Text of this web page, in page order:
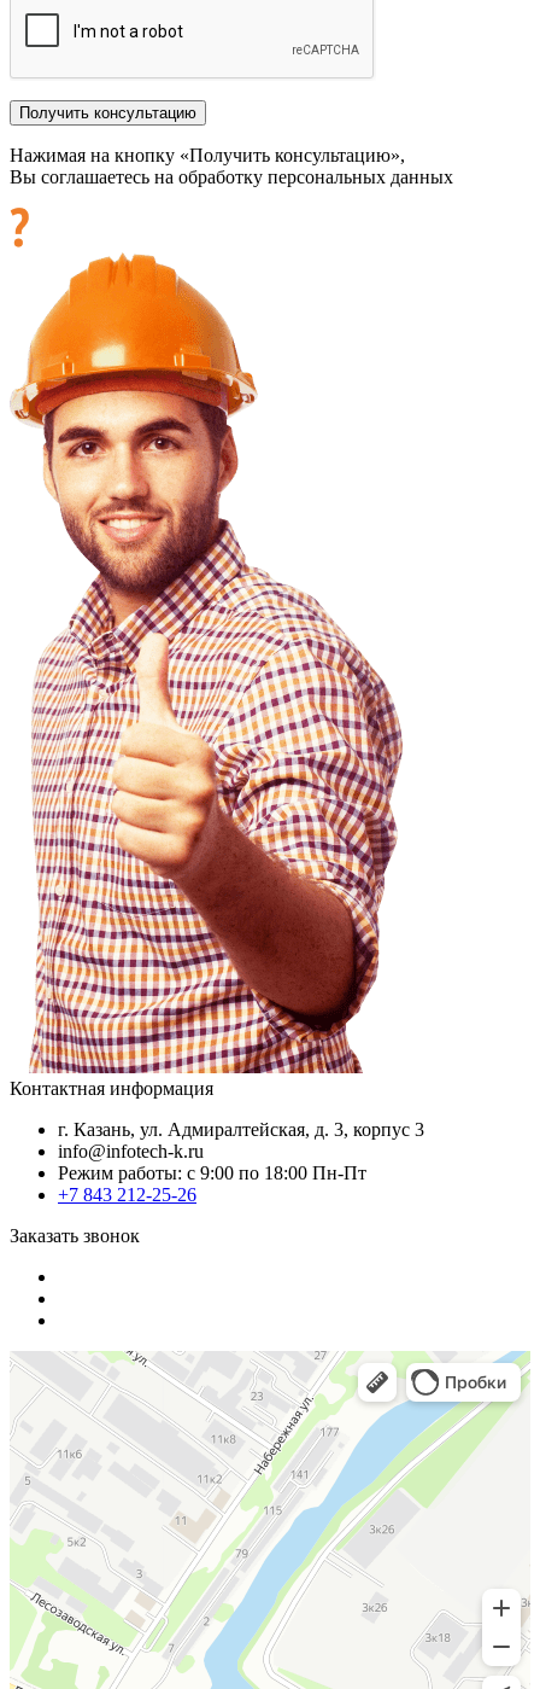
Нажимая на кнопку «Получить консультацию»,
Вы соглашаетесь на обработку персональных данных
Контактная информация
г. Казань, ул. Адмиралтейская, д. 3, корпус 3
info@infotech-k.ru
Режим работы: с 9:00 по 18:00 Пн-Пт
+7 843 212-25-26
Заказать звонок